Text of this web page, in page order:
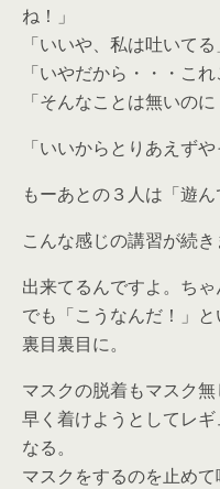
ね！」
「いいや、私は吐いてる
「いやだから・・・こ
「そんなことは無いの
「いいからとりあえず
もーあとの３人は「遊ん
こんな感じの講習が続
出来てるんですよ。ちゃ
でも「こうなんだ！」
裏目裏目に。
マスクの脱着もマスク
早く着けようとしてレ
なる。
マスクをするのを止め